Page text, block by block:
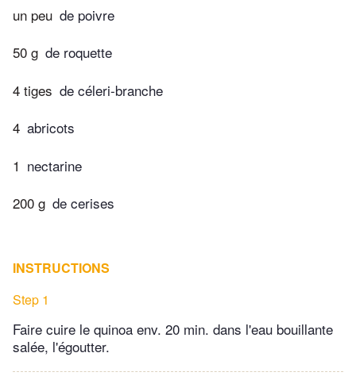
un peu de poivre
50 g de roquette
4 tiges de céleri-branche
4 abricots
1 nectarine
200 g de cerises
INSTRUCTIONS
Step 1
Faire cuire le quinoa env. 20 min. dans l'eau bouillante
salée, l'égoutter.